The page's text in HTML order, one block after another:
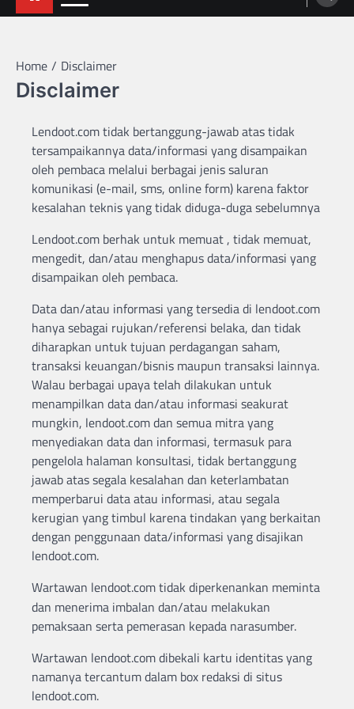
Home Disclaimer
Disclaimer
Lendoot.com tidak bertanggung-jawab atas tidak
tersampaikannya data/informasi yang disampaikan
oleh pembaca melalui berbagai jenis saluran
komunikasi (e-mail, sms, online form) karena faktor
kesalahan teknis yang tidak diduga-duga sebelumnya
Lendoot.com berhak untuk memuat , tidak memuat,
mengedit, dan/atau menghapus data/informasi yang
disampaikan oleh pembaca.
Data dan/atau informasi yang tersedia di lendoot.com
hanya sebagai rujukan/referensi belaka, dan tidak
diharapkan untuk tujuan perdagangan saham,
transaksi keuangan/bisnis maupun transaksi lainnya.
Walau berbagai upaya telah dilakukan untuk
menampilkan data dan/atau informasi seakurat
mungkin, lendoot.com dan semua mitra yang
menyediakan data dan informasi, termasuk para
pengelola halaman konsultasi, tidak bertanggung
jawab atas segala kesalahan dan keterlambatan
memperbarui data atau informasi, atau segala
kerugian yang timbul karena tindakan yang berkaitan
dengan penggunaan data/informasi yang disajikan
lendoot.com.
Wartawan lendoot.comtidak diperkenankan meminta
dan menerima imbalan dan/atau melakukan
pemaksaan serta pemerasan kepada narasumber.
Wartawan lendoot.com dibekali kartu identitas yang
namanya tercantum dalam box redaksi di situs
lendoot.com.